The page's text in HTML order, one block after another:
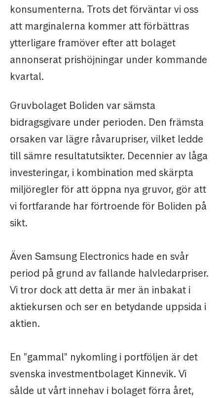
konsumenterna. Trots det förväntar vi oss
att marginalerna kommer att förbättras
ytterligare framöver efter att bolaget
annonserat prishöjningar under kommande
kvartal.
Gruvbolaget Boliden var sämsta
bidragsgivare under perioden. Den främsta
orsaken var lägre råvarupriser, vilket ledde
till sämre resultatutsikter. Decennier av låga
investeringar, i kombination med skärpta
miljöregler för att öppna nya gruvor, gör att
vi fortfarande har förtroende för Boliden på
sikt.
Även Samsung Electronics hade en svår
period på grund av fallande halvledarpriser.
Vi tror dock att detta är mer än inbakat i
aktiekursen och ser en betydande uppsida i
aktien.
En "gammal" nykomling i portföljen är det
svenska investmentbolaget Kinnevik. Vi
sålde ut vårt innehav i bolaget förra året,